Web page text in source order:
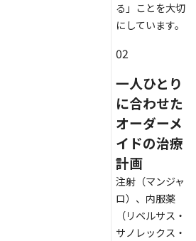
る」ことを大切
にしています。
02
一人ひとり
に合わせた
オーダーメ
イドの治療
計画
注射（マンジャ
ロ）、内服薬
（リベルサス・
サノレックス・